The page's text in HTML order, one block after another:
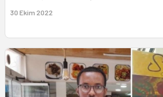
30 Ekim 2022